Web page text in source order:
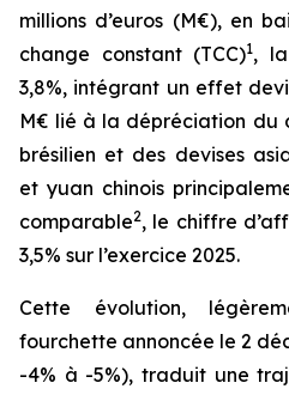
millions d’euros (M€), en
change constant (TCC)1,
3,8%, intégrant un effet
M€ lié à la dépréciation du
brésilien et des devises
et yuan chinois
comparable2, le chiffre
3,5% sur l’exercice 2025.
Cette évolution,
fourchette annoncée le 2
-4% à -5%), traduit une